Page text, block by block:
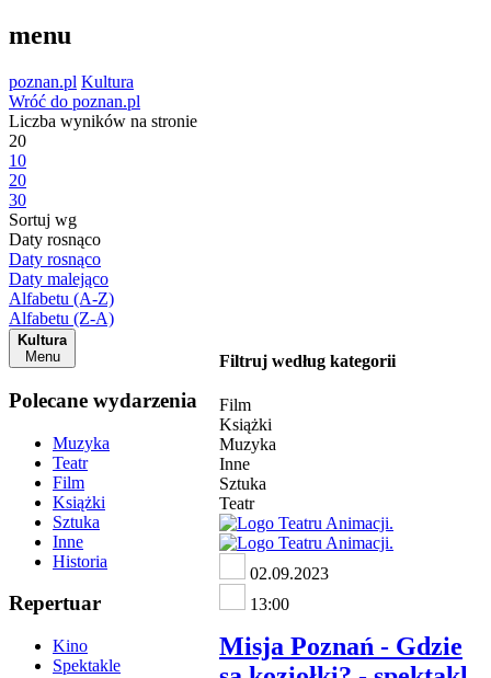
menu
poznan.pl Kultura
Wróć do poznan.pl
Liczba wyników na stronie
20
10
20
30
Sortuj wg
Daty rosnąco
Daty rosnąco
Daty malejąco
Alfabetu (A-Z)
Alfabetu (Z-A)
Kultura
Menu
Polecane wydarzenia
Muzyka
Teatr
Film
Książki
Sztuka
Inne
Historia
Repertuar
Kino
Spektakle
Filtruj według kategorii
Film
Książki
Muzyka
Inne
Sztuka
Teatr
02.09.2023
13:00
Misja Poznań - Gdzie